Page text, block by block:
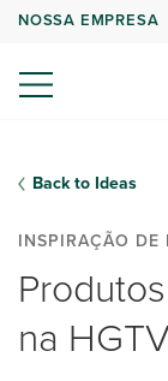
NOSSA EMPRESA
Back to Ideas
INSPIRAÇÃO DE
na